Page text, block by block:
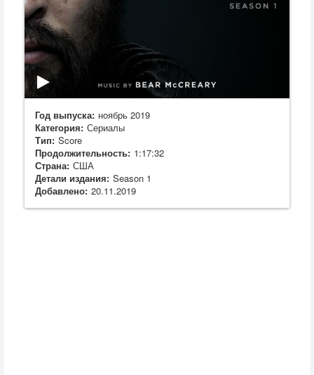
Год выпуска: ноябрь 2019
Категория: Сериалы
Тип: Score
Продолжительность: 1:17:32
Страна: США
Детали издания: Season 1
Добавлено: 20.11.2019